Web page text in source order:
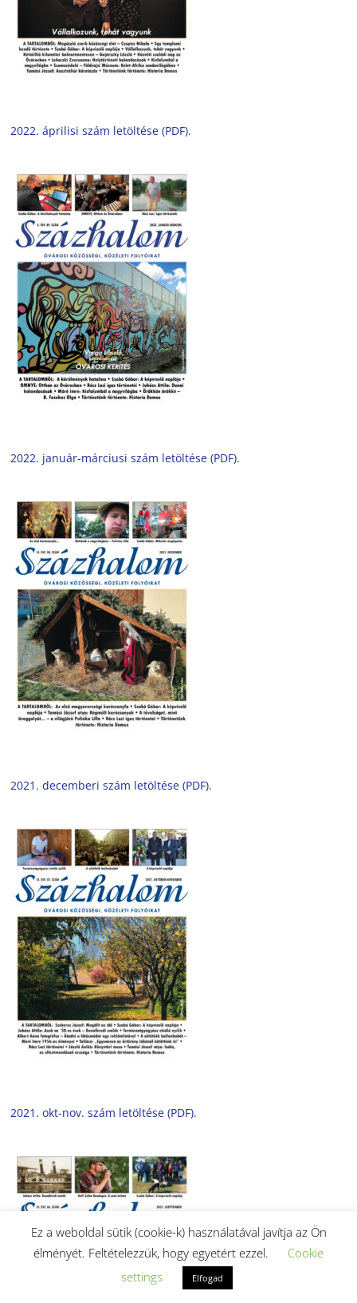
2022. áprilisi szám letöltése (PDF).
2022. január-márciusi szám letöltése (PDF).
2021. decemberi szám letöltése (PDF).
2021. okt-nov. szám letöltése (PDF).
Ez a weboldal sütik (cookie-k) használatával javítja az Ön
élményét. Feltételezzük, hogy egyetért ezzel.
Cookie
settings
Elfogad